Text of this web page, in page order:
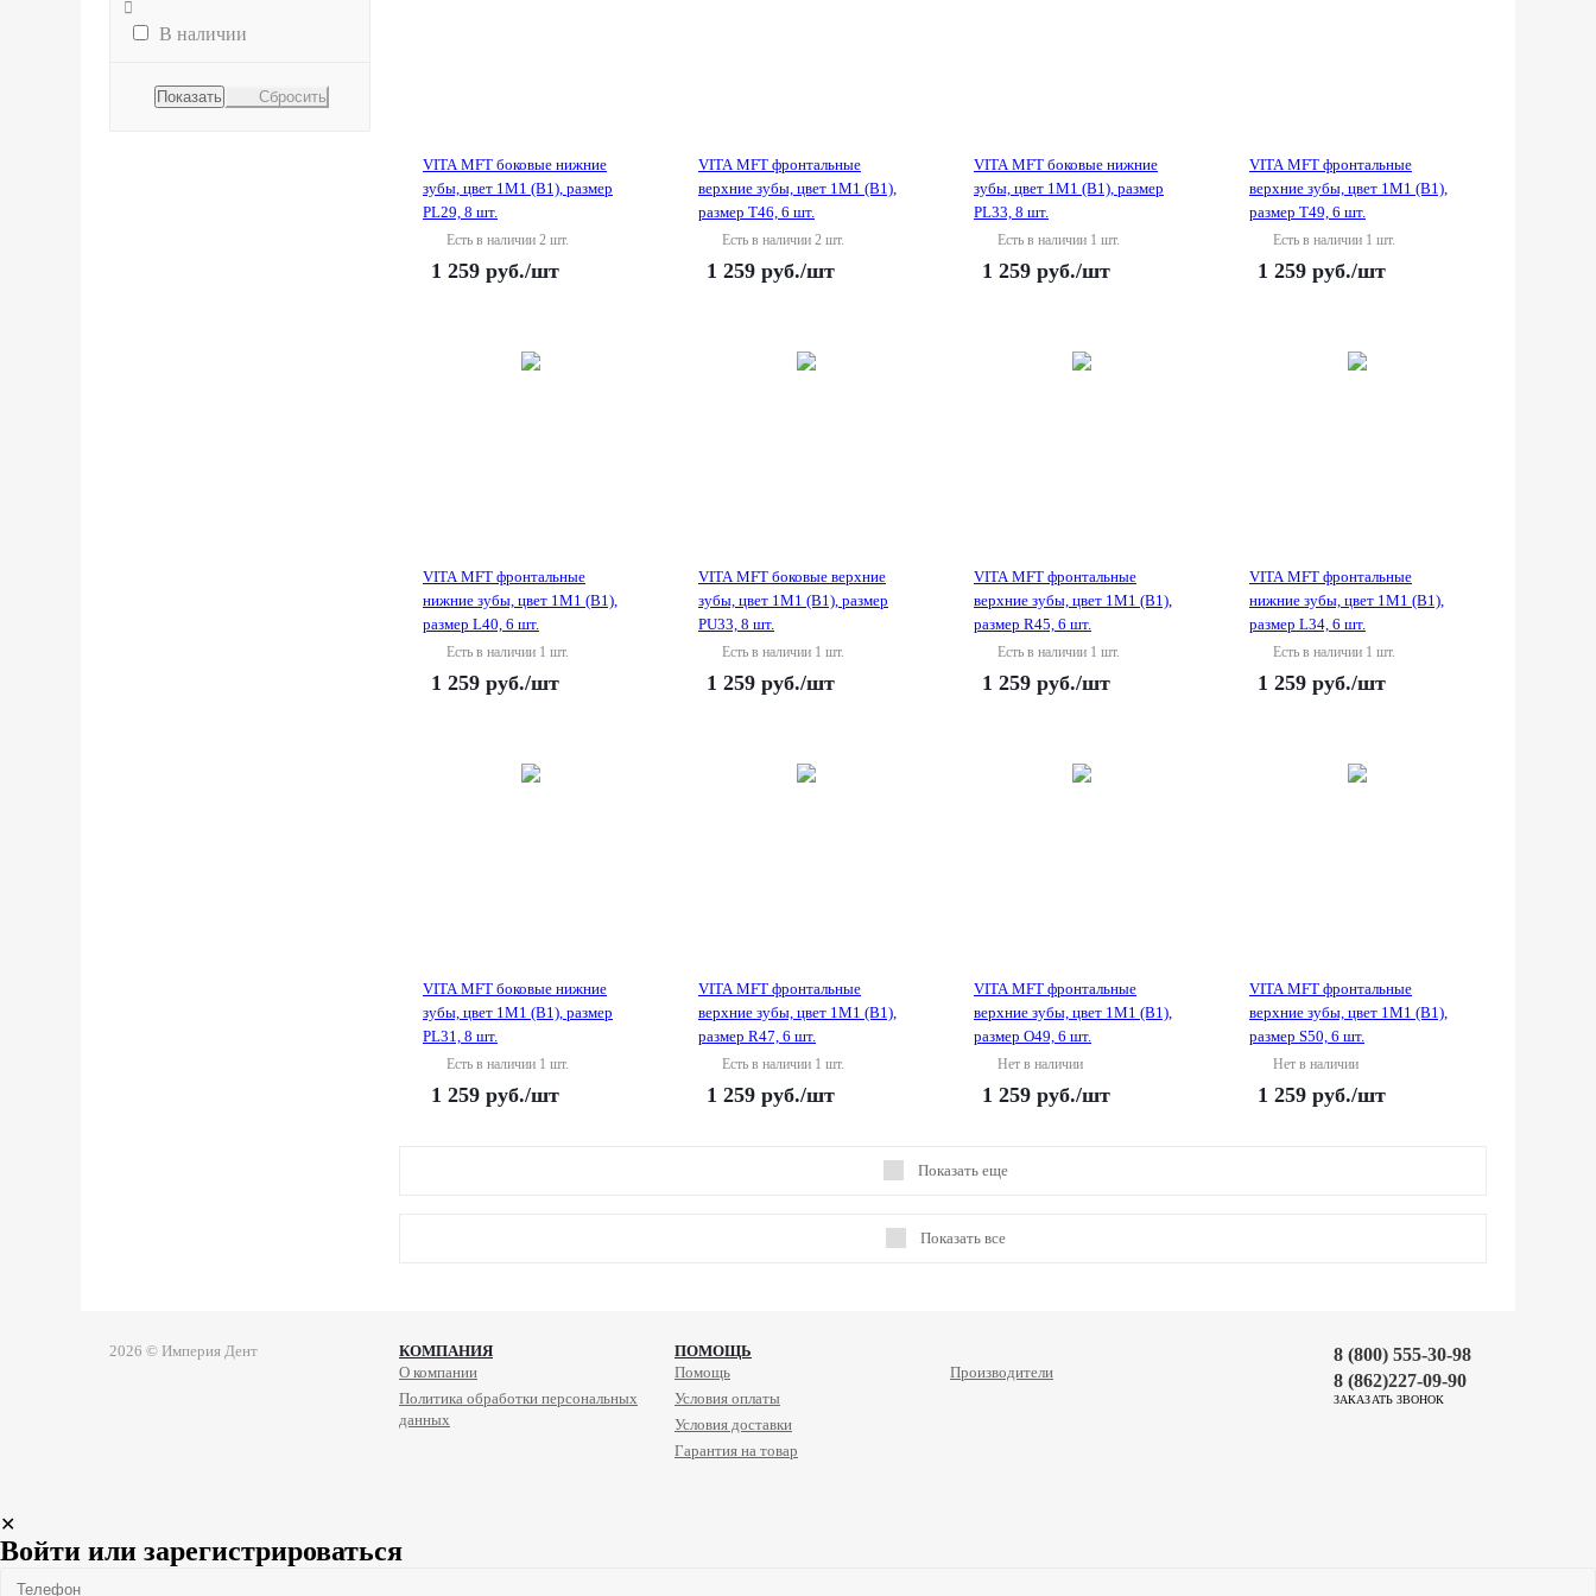
В наличии
Сбросить
VITA MFT боковые нижние
зубы, цвет 1M1 (B1), размер
PL29, 8 шт.
Есть в наличии 2 шт.
1 259 руб./шт
VITA MFT фронтальные
верхние зубы, цвет 1M1 (B1),
размер T46, 6 шт.
Есть в наличии 2 шт.
1 259 руб./шт
VITA MFT боковые нижние
зубы, цвет 1M1 (B1), размер
PL33, 8 шт.
Есть в наличии 1 шт.
1 259 руб./шт
VITA MFT фронтальные
верхние зубы, цвет 1M1 (B1),
размер T49, 6 шт.
Есть в наличии 1 шт.
1 259 руб./шт
VITA MFT фронтальные
нижние зубы, цвет 1M1 (B1),
размер L40, 6 шт.
Есть в наличии 1 шт.
1 259 руб./шт
VITA MFT боковые верхние
зубы, цвет 1M1 (B1), размер
PU33, 8 шт.
Есть в наличии 1 шт.
1 259 руб./шт
VITA MFT фронтальные
верхние зубы, цвет 1M1 (B1),
размер R45, 6 шт.
Есть в наличии 1 шт.
1 259 руб./шт
VITA MFT фронтальные
нижние зубы, цвет 1M1 (B1),
размер L34, 6 шт.
Есть в наличии 1 шт.
1 259 руб./шт
VITA MFT боковые нижние
зубы, цвет 1M1 (B1), размер
PL31, 8 шт.
Есть в наличии 1 шт.
1 259 руб./шт
VITA MFT фронтальные
верхние зубы, цвет 1M1 (B1),
размер R47, 6 шт.
Есть в наличии 1 шт.
1 259 руб./шт
VITA MFT фронтальные
верхние зубы, цвет 1M1 (B1),
размер O49, 6 шт.
Нет в наличии
1 259 руб./шт
VITA MFT фронтальные
верхние зубы, цвет 1M1 (B1),
размер S50, 6 шт.
Нет в наличии
1 259 руб./шт
Показать еще
Показать все
2026 © Империя Дент КОМПАНИЯ
ПОМОЩЬ
О компании
Политика обработки персональных
данных
Помощь
Условия оплаты
Условия доставки
Гарантия на товар
Производители
8 (800) 555-30-98
8 (862)227-09-90
ЗАКАЗАТЬ ЗВОНОК
✕
Войти или зарегистрироваться